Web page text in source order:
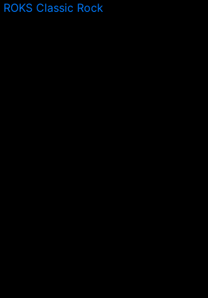
Classic Rock